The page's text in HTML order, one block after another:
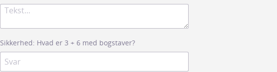
Sikkerhed: Hvad er 3 + 6 med bogstaver?